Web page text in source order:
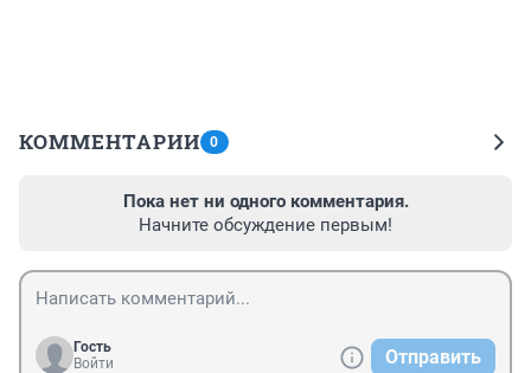
КОММЕНТАРИИ 0
Пока нет ни одного комментария.
Начните обсуждение первым!
Гость
Войти
Отправить